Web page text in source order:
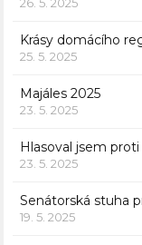
26. 5. 2025
Krásy domácího
25. 5. 2025
Majáles 2025
23. 5. 2025
Hlasoval jsem
23. 5. 2025
Senátorská stuha
19. 5. 2025